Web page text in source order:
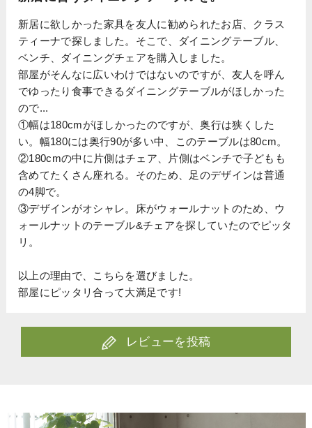
新居に欲しかった家具を友人に勧められたお店、クラス
ティーナで探しました。そこで、ダイニングテーブル、
ベンチ、ダイニングチェアを購入しました。
部屋がそんなに広いわけではないのですが、友人を呼ん
でゆったり食事できるダイニングテーブルがほしかった
ので...
①幅は180cmがほしかったのですが、奥行は狭くした
い。幅180には奥行90が多い中、このテーブルは80cm。
②180cmの中に片側はチェア、片側はベンチで子どもも
含めてたくさん座れる。そのため、足のデザインは普通
の4脚で。
③デザインがオシャレ。床がウォールナットのため、ウ
ォールナットのテーブル&チェアを探していたのでピッタ
リ。
以上の理由で、こちらを選びました。
部屋にピッタリ合って大満足です!
レビューを投稿